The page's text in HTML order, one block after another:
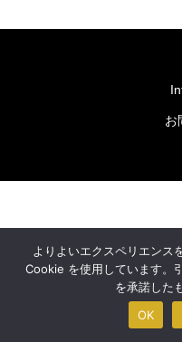
お
よりよいエクスペリエンス
Cookie を使用しています。
を承諾した
OK